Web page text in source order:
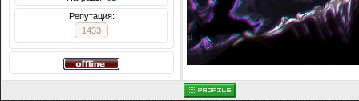
Репутация:
1433